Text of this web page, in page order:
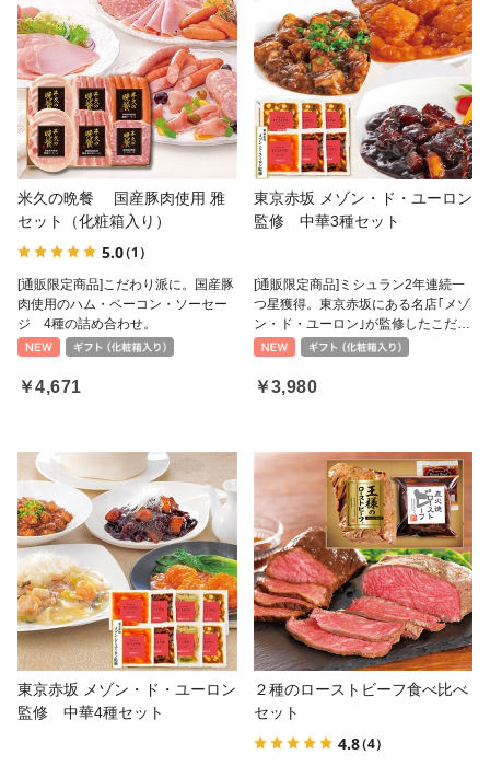
米久の晩餐 国産豚肉使用 雅
セット（化粧箱入り）
5.0（1）
[通販限定商品]こだわり派に。国産豚
肉使用のハム・ベーコン・ソーセー
ジ 4種の詰め合わせ。
￥4,671
東京赤坂 メゾン・ド・ユーロン
監修 中華3種セット
[通販限定商品]ミシュラン2年連続一
つ星獲得。東京赤坂にある名店｢メゾ
ン・ド・ユーロン｣が監修したこだわ
り中華3種ギフトセット。
￥3,980
東京赤坂 メゾン・ド・ユーロン
監修 中華4種セット
２種のローストビーフ食べ比べ
セット
4.8（4）